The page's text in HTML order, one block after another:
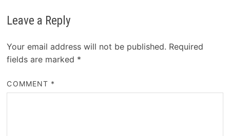
Leave a Reply
Your email address will not be published. Required
fields are marked *
COMMENT *